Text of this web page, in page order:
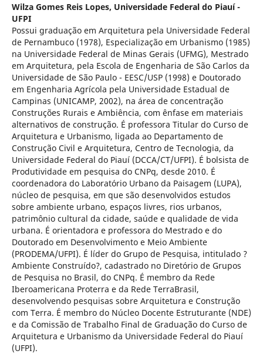
Wilza Gomes Reis Lopes, Universidade Federal do Piauí -
UFPI
Possui graduação em Arquitetura pela Universidade Federal
de Pernambuco (1978), Especialização em Urbanismo (1985)
na Universidade Federal de Minas Gerais (UFMG), Mestrado
em Arquitetura, pela Escola de Engenharia de São Carlos da
Universidade de São Paulo - EESC/USP (1998) e Doutorado
em Engenharia Agrícola pela Universidade Estadual de
Campinas (UNICAMP, 2002), na área de concentração
Construções Rurais e Ambiência, com ênfase em materiais
alternativos de construção. É professora Titular do Curso de
Arquitetura e Urbanismo, ligada ao Departamento de
Construção Civil e Arquitetura, Centro de Tecnologia, da
Universidade Federal do Piauí (DCCA/CT/UFPI). É bolsista de
Produtividade em pesquisa do CNPq, desde 2010. É
coordenadora do Laboratório Urbano da Paisagem (LUPA),
núcleo de pesquisa, em que são desenvolvidos estudos
sobre ambiente urbano, espaços livres, rios urbanos,
patrimônio cultural da cidade, saúde e qualidade de vida
urbana. É orientadora e professora do Mestrado e do
Doutorado em Desenvolvimento e Meio Ambiente
(PRODEMA/UFPI). É líder do Grupo de Pesquisa, intitulado ?
Ambiente Construído?, cadastrado no Diretório de Grupos
de Pesquisa no Brasil, do CNPq. É membro da Rede
Iberoamericana Proterra e da Rede TerraBrasil,
desenvolvendo pesquisas sobre Arquitetura e Construção
com Terra. É membro do Núcleo Docente Estruturante (NDE)
e da Comissão de Trabalho Final de Graduação do Curso de
Arquitetura e Urbanismo da Universidade Federal do Piauí
(UFPI).